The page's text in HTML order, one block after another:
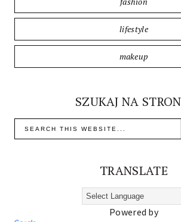
lifestyle
makeup
SZUKAJ NA
TRANSLATE
Powered by